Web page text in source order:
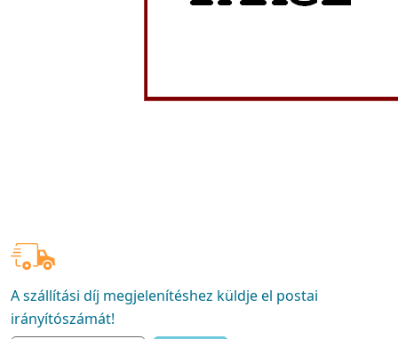
A szállítási díj megjelenítéshez küldje el postai
irányítószámát!